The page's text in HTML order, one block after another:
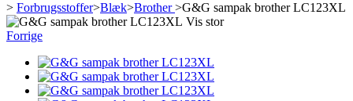
> Forbrugsstoffer>Blæk>Brother>G&G sampak brother LC123XL
Vis stor
Forrige